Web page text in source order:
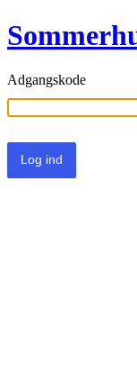
Adgangskode